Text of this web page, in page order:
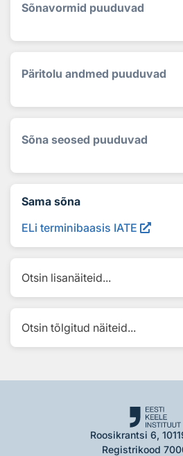
Sõnavormid puuduvad
Päritolu andmed puuduvad
Sõna seosed puuduvad
Sama sõna
ELi terminibaasis IATE
Otsin lisanäiteid...
Otsin tõlgitud näiteid...
Roosikrantsi 6,
Registrikood